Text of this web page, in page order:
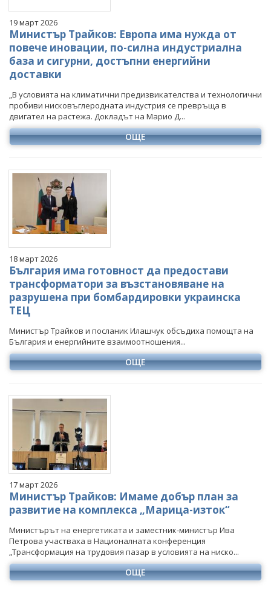
19 март 2026
Министър Трайков: Европа има нужда от
повече иновации, по-силна индустриална
база и сигурни, достъпни енергийни
доставки
„В условията на климатични предизвикателства и технологични
пробиви нисковъглеродната индустрия се превръща в
двигател на растежа. Докладът на Марио Д...
ОЩЕ
18 март 2026
България има готовност да предостави
трансформатори за възстановяване на
разрушена при бомбардировки украинска
ТЕЦ
Министър Трайков и посланик Илашчук обсъдиха помощта на
България и енергийните взаимоотношения...
ОЩЕ
17 март 2026
Министър Трайков: Имаме добър план за
развитие на комплекса „Марица-изток“
Министърът на енергетиката и заместник-министър Ива
Петрова участваха в Националната конференция
„Трансформация на трудовия пазар в условията на ниско...
ОЩЕ